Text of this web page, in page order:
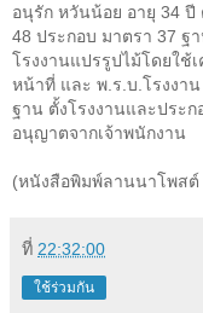
อนุรัก หวันน้อย อายุ 34 ปี
48 ประกอบ มาตรา 37 ฐ
โรงงานแปรรูปไม้โดยใช้
หน้าที่ และ พ.ร.บ.โรงงา
ฐาน ตั้งโรงงานและประก
อนุญาตจากเจ้าพนักงาน
(หนังสือพิมพ์ลานนาโพสต์
ที่ 22:32:00
ใช้ร่วมกัน